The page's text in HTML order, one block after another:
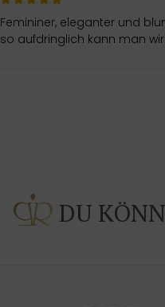
Femininer, eleganter und
so aufdringlich kann man
DU